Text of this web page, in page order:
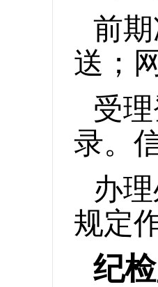
前
送；
受
录。
办
规定
纪